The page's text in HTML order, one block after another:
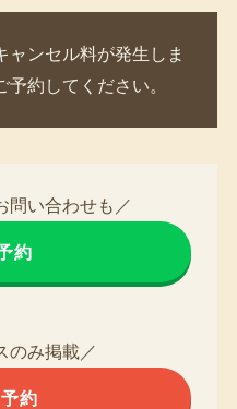
ャンセル料が発生しま
約してください。
問い合わせも／
約
のみ掲載／
約